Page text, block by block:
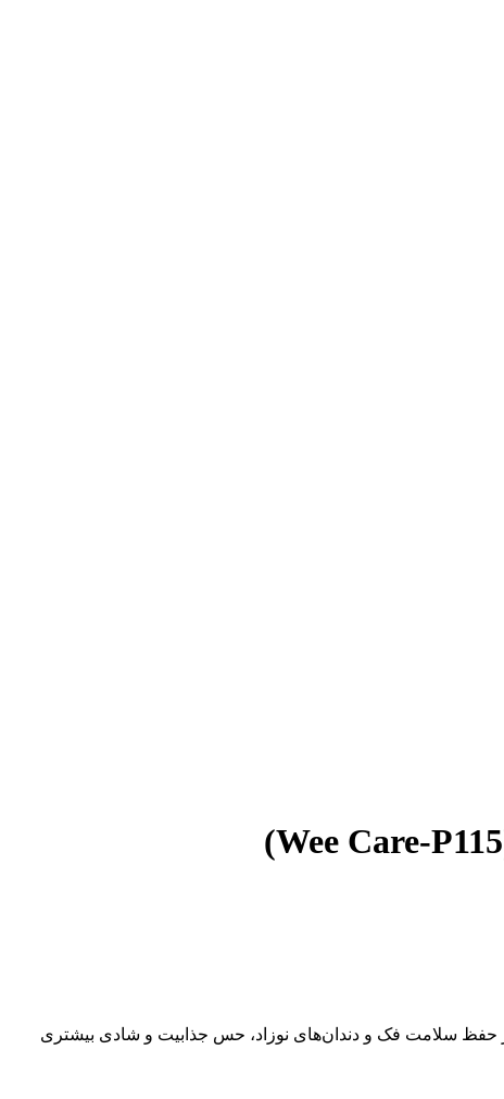
حفظ سلامت فک و دندان‌های نوزاد، حس جذابیت و شادی بیشتری